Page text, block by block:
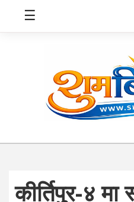
स्वास्थ्य
शिक्षा
☰
कीर्तिपुर-४ मा